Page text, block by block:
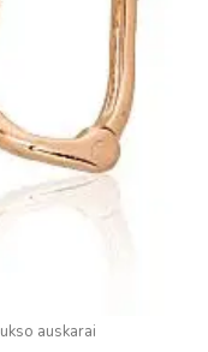
auskarai